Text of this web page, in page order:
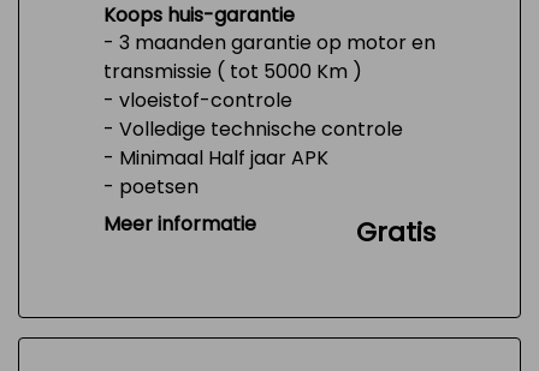
Koops huis-garantie
- 3 maanden garantie op motor en
transmissie ( tot 5000 Km )
- vloeistof-controle
- Volledige technische controle
- Minimaal Half jaar APK
- poetsen
- Tank 1/4 vol
Meer informatie Gratis